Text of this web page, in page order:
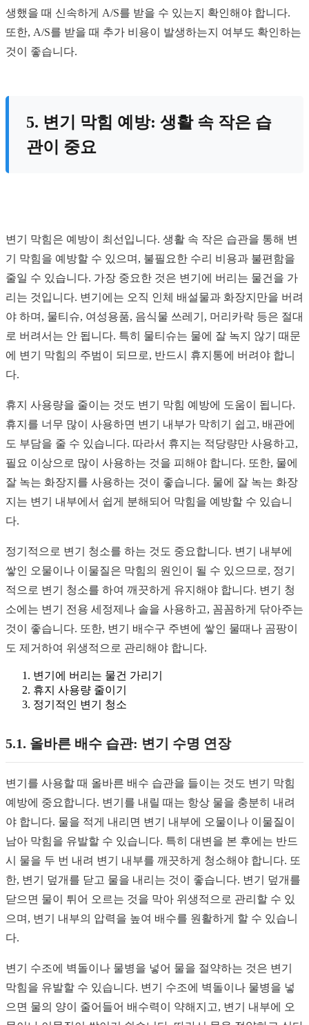
생했을 때 신속하게 A/S를 받을 수 있는지 확인해야 합니다.
또한, A/S를 받을 때 추가 비용이 발생하는지 여부도 확인하는
것이 좋습니다.
5. 변기 막힘 예방: 생활 속 작은 습
관이 중요
변기 막힘은 예방이 최선입니다. 생활 속 작은 습관을 통해 변
기 막힘을 예방할 수 있으며, 불필요한 수리 비용과 불편함을
줄일 수 있습니다. 가장 중요한 것은 변기에 버리는 물건을 가
리는 것입니다. 변기에는 오직 인체 배설물과 화장지만을 버려
야 하며, 물티슈, 여성용품, 음식물 쓰레기, 머리카락 등은 절대
로 버려서는 안 됩니다. 특히 물티슈는 물에 잘 녹지 않기 때문
에 변기 막힘의 주범이 되므로, 반드시 휴지통에 버려야 합니
다.
휴지 사용량을 줄이는 것도 변기 막힘 예방에 도움이 됩니다.
휴지를 너무 많이 사용하면 변기 내부가 막히기 쉽고, 배관에
도 부담을 줄 수 있습니다. 따라서 휴지는 적당량만 사용하고,
필요 이상으로 많이 사용하는 것을 피해야 합니다. 또한, 물에
잘 녹는 화장지를 사용하는 것이 좋습니다. 물에 잘 녹는 화장
지는 변기 내부에서 쉽게 분해되어 막힘을 예방할 수 있습니
다.
정기적으로 변기 청소를 하는 것도 중요합니다. 변기 내부에
쌓인 오물이나 이물질은 막힘의 원인이 될 수 있으므로, 정기
적으로 변기 청소를 하여 깨끗하게 유지해야 합니다. 변기 청
소에는 변기 전용 세정제나 솔을 사용하고, 꼼꼼하게 닦아주는
것이 좋습니다. 또한, 변기 배수구 주변에 쌓인 물때나 곰팡이
도 제거하여 위생적으로 관리해야 합니다.
변기에 버리는 물건 가리기
휴지 사용량 줄이기
정기적인 변기 청소
5.1. 올바른 배수 습관: 변기 수명 연장
변기를 사용할 때 올바른 배수 습관을 들이는 것도 변기 막힘
예방에 중요합니다. 변기를 내릴 때는 항상 물을 충분히 내려
야 합니다. 물을 적게 내리면 변기 내부에 오물이나 이물질이
남아 막힘을 유발할 수 있습니다. 특히 대변을 본 후에는 반드
시 물을 두 번 내려 변기 내부를 깨끗하게 청소해야 합니다. 또
한, 변기 덮개를 닫고 물을 내리는 것이 좋습니다. 변기 덮개를
닫으면 물이 튀어 오르는 것을 막아 위생적으로 관리할 수 있
으며, 변기 내부의 압력을 높여 배수를 원활하게 할 수 있습니
다.
변기 수조에 벽돌이나 물병을 넣어 물을 절약하는 것은 변기
막힘을 유발할 수 있습니다. 변기 수조에 벽돌이나 물병을 넣
으면 물의 양이 줄어들어 배수력이 약해지고, 변기 내부에 오